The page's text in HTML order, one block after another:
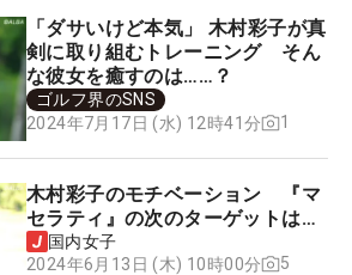
「ダサいけど本気」 木村彩子が真
剣に取り組むトレーニング そん
な彼女を癒すのは……？
ゴルフ界のSNS
2024年7月17日 (水) 12時41分
1
木村彩子のモチベーション 『マ
セラティ』の次のターゲットは…
国内女子
2024年6月13日 (木) 10時00分
5